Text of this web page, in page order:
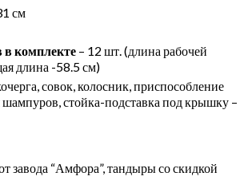
см
комплекте – 12 шт. (длина рабочей
длина -58.5 см)
совок, колосник, приспособление
стойка-подставка под крышку –
завода “Амфора”, тандыры со скидкой